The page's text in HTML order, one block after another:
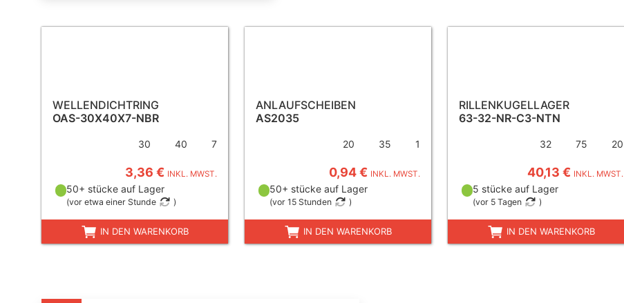
WELLENDICHTRING
OAS-30X40X7-NBR
30 40 7
3,36 € INKL. MWST.
50+ stücke auf Lager
(vor etwa einer Stunde )
IN DEN WARENKORB
ANLAUFSCHEIBEN
AS2035
20 35 1
0,94 € INKL. MWST.
50+ stücke auf Lager
(vor 15 Stunden )
IN DEN WARENKORB
RILLENKUGELLAGER
63-32-NR-C3-NTN
32 75 20
40,13 € INKL. MWST.
5 stücke auf Lager
(vor 5 Tagen )
IN DEN WARENKORB